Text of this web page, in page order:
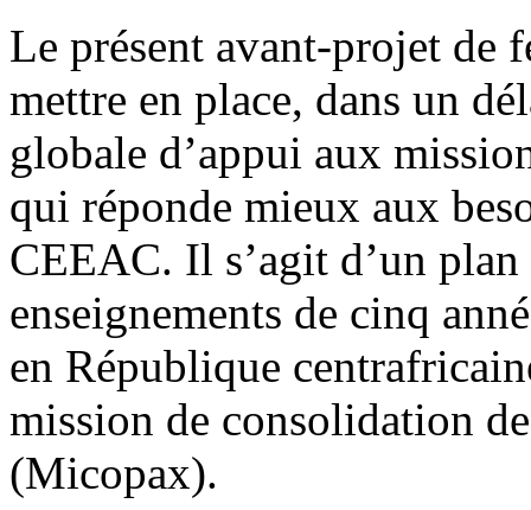
Le présent avant-projet de
mettre en place, dans un
globale d’appui aux
qui réponde mieux aux
CEEAC. Il s’agit d’un
enseignements de cinq
en République
mission de consolidation
(Micopax).